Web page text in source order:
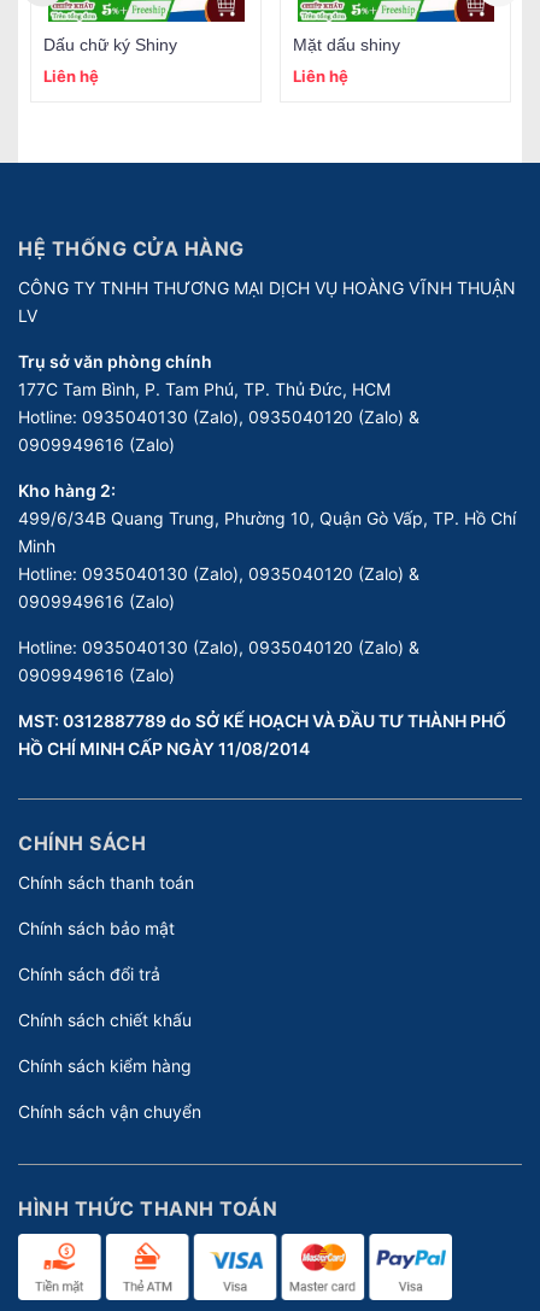
Dấu chữ ký Shiny
Liên hệ
Mặt dấu shiny
Liên hệ
HỆ THỐNG CỬA HÀNG
CÔNG TY TNHH THƯƠNG MẠI DỊCH VỤ HOÀNG VĨNH THUẬN
LV
Trụ sở văn phòng chính
177C Tam Bình, P. Tam Phú, TP. Thủ Đức, HCM
Hotline: 0935040130 (Zalo), 0935040120 (Zalo) &
0909949616 (Zalo)
Kho hàng 2:
499/6/34B Quang Trung, Phường 10, Quận Gò Vấp, TP. Hồ Chí
Minh
Hotline: 0935040130 (Zalo), 0935040120 (Zalo) &
0909949616 (Zalo)
Hotline: 0935040130 (Zalo), 0935040120 (Zalo) &
0909949616 (Zalo)
MST: 0312887789 do SỞ KẾ HOẠCH VÀ ĐẦU TƯ THÀNH PHỐ
HỒ CHÍ MINH CẤP NGÀY 11/08/2014
CHÍNH SÁCH
Chính sách thanh toán
Chính sách bảo mật
Chính sách đổi trả
Chính sách chiết khấu
Chính sách kiểm hàng
Chính sách vận chuyển
HÌNH THỨC THANH TOÁN